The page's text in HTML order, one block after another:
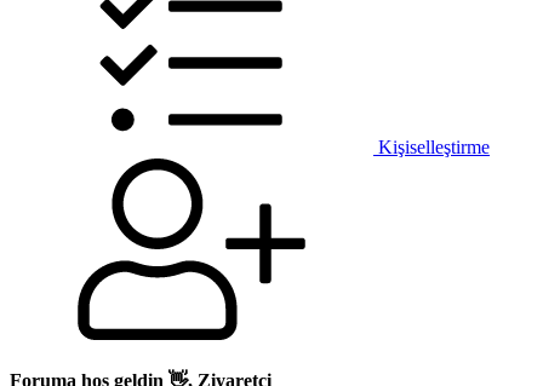
Kişiselleştirme
Foruma hoş geldin 👋, Ziyaretçi